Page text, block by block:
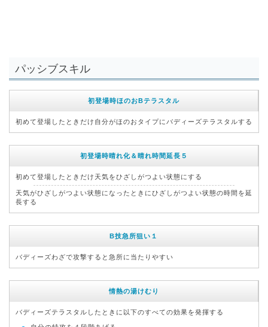
パッシブスキル
初登場時ほのおBテラスタル
初めて登場したときだけ自分がほのおタイプにバディーズテラスタルする
初登場時晴れ化＆晴れ時間延長５
初めて登場したときだけ天気をひざしがつよい状態にする
天気がひざしがつよい状態になったときにひざしがつよい状態の時間を延
長する
B技急所狙い１
バディーズわざで攻撃すると急所に当たりやすい
情熱の湯けむり
バディーズテラスタルしたときに以下のすべての効果を発揮する